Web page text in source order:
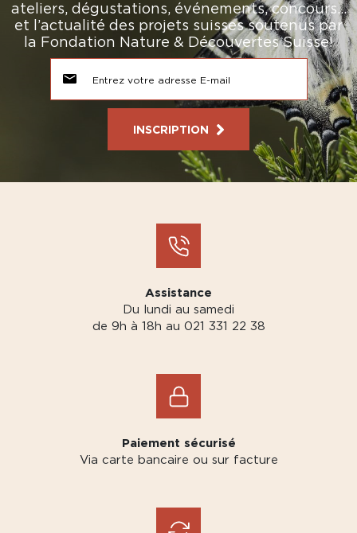
ateliers, dégustations, événements, concours…
et l’actualité des projets suisses soutenus par
la Fondation Nature & Découvertes Suisse!
INSCRIPTION
Assistance
Du lundi au samedi
de 9h à 18h au 021 331 22 38
Paiement sécurisé
Via carte bancaire ou sur facture